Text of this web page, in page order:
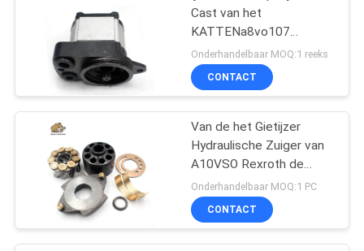
Cast van het
KATTENa8vo107
Graafwerktuig het Proef
Onderhandelbaar MOQ:1 reeks
CONTACT
Van de het Gietijzer
Hydraulische Zuiger van
A10VSO Rexroth de
Pompdelen
Onderhandelbaar MOQ:1 PC
CONTACT